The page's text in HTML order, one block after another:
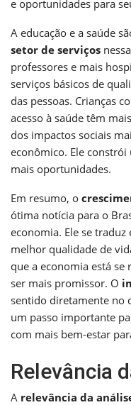
e oportunidades para
A educação e a saúde
setor de serviços
professores e mais
serviços básicos de
das pessoas. Crianças
acesso à saúde têm
dos impactos sociais
econômico. Ele
mais oportunidades.
Em resumo, o
ótima notícia para o
economia. Ele se
melhor qualidade de
que a economia está
ser mais promissor. O
sentido diretamente no
um passo importante
com mais bem-estar
Relevância
A relevância da